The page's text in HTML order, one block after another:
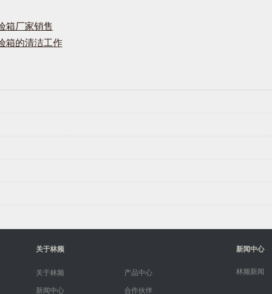
箱厂家销售
箱的清洁工作
关于林频
关于林频 产品中心
新闻中心 合作伙伴
新闻中心
林频新闻